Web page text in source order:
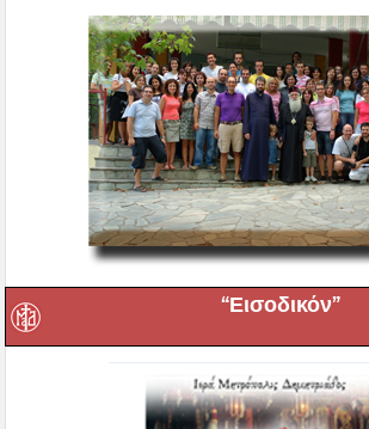
“Εισοδικόν”